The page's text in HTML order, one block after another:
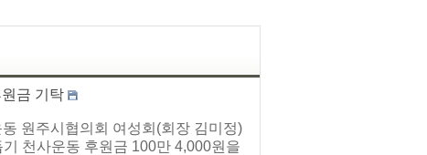
금 기탁
원주시협의회 여성회(회장 김미정)
천사운동 후원금 100만 4,000원을